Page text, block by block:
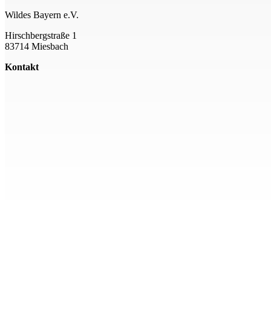
Wildes Bayern e.V.
Hirschbergstraße 1
83714 Miesbach
Kontakt